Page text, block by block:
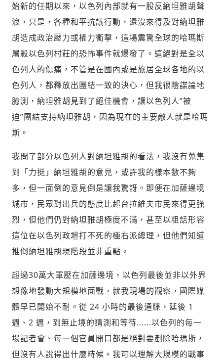
登入或註冊
歡迎您加入《旭時報》
掌握國際政經脈動
輸入 Email 驗證碼
請輸入發送到的驗證碼
將此文章當作禮物
近期曾送禮給下列會員
可送禮額度：0 | 每月 1 號更新可送禮次數
將此文章當作禮物
您確定要花費 NT49 元
將此文章以禮物的形式送給朋友嗎
再想一下 確定購買
始新的任期以來，以色列內部就有一股反納坦雅胡聲
浪，只是，各種和平抗議行動，還沒來得及對納坦雅
胡造成政治壓力或權力衝擊，這場震驚全球的哈瑪斯
屠殺以色列村莊的恐怖事件就爆發了。這絕對是全以
色列人的傷痛，不管是在國內或是旅居全球各地的以
色列人，都釋放出團結一致的決心，但我很陰謀論地
臆測，納坦雅胡見到了絕佳機會，讓以色列人”被
迫”團結支持納坦雅胡，因為現在的主要敵人就是哈瑪
斯。
我問了部分以色列人對納坦雅胡的看法，我沒有蒐集
到「力挺」納坦雅胡的意見，或許我的樣本數不夠
多，但一面倒的意見倒是讓我驚訝。即便在加薩邊境
城市，民眾對出兵的態度比起台拉維夫市民來得更強
烈，但他們仍對納坦雅胡極度不滿，甚至以粗話形容
這位在以色列政壇打不死的極右派總理，但他們知道
推倒納坦雅胡現階段並非重點。
超過30萬大軍壓在加薩邊境，以色列最後並非以外界
想像地發動大規模地面戰，就我現場的觀察，國際媒
體早已開始不耐。從 24 小時的最後通牒，延後 1
週、2 週，到無止境的猜測和等待......以色列的每一
場記者會、每一個官員開口都是絕對要剷除哈瑪斯，
但沒有人說得出什麼時候。我可以理解大規模的戰事
邀請會員
分享
留言連結
性別等身份，發表歧視言論
反對任何型式騷擾：杜絕包含但不限於恐
嚇、髒話、威脅、性暗示等文字
來源）：
留言文字開放授權
存為草稿 提交
規則說明
陪你從「科技+人文」視角，深入國際政經脈動
35元/週解鎖付費會員專屬內容
成為付費會員，即可擁有：
✓ 全站深度分析報導文章
✓ 會員專屬 8 折活動報名優惠
立即成為付費會員